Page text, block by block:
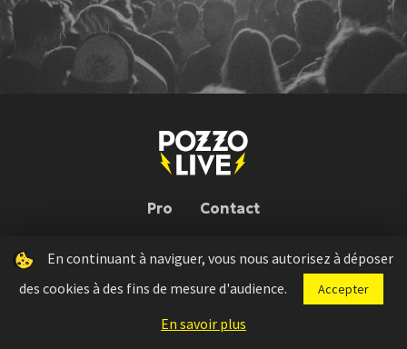
Pro Contact
Pozzo Live © 2026 | Conception : Pozzo Team, avec l'aide deBloop
Press kit Règlement concours Mentions légales
En continuant à naviguer, vous nous autorisez à déposer
des cookies à des fins de mesure d'audience.
Accepter
En savoir plus